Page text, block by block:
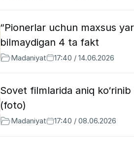
“Pionerlar uchun maxsus
bilmaydigan 4 ta fakt
Madaniyat 17:40 / 14.06.2026
Sovet filmlarida aniq
(foto)
Madaniyat 17:40 / 08.06.2026